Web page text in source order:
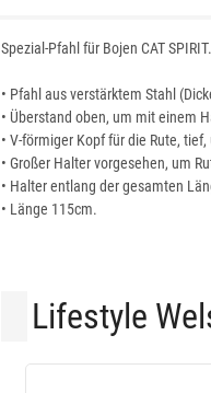
Spezial-Pfahl für Bojen CAT SPIRIT.
• Pfahl aus verstärktem Stahl
• Überstand oben, um mit einem
• V-förmiger Kopf für die Rute,
• Großer Halter vorgesehen, um
• Halter entlang der gesamten
• Länge 115cm.
Lifestyle